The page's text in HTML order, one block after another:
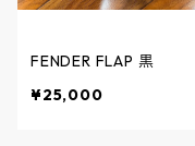
FENDER FLAP 黒
¥25,000